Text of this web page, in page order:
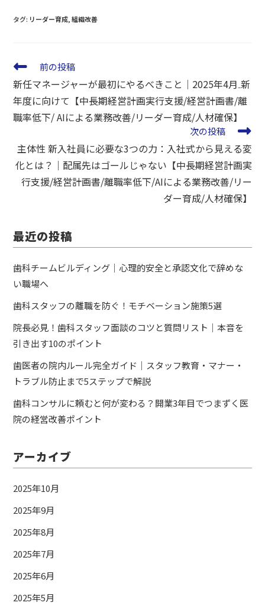
タグ: リーダー育成 組織改善
前の投稿
新任マネージャーが最初にやるべきこと｜2025年4月₋新
年度に向けて【中長期経営計画実行支援/経営計画書/離
職率低下/ AIによる業務改善/リーダー育成/人材確保】
次の投稿
主体性 新入社員に必要な3つの力：入社式から見える変
化とは？｜配属先はゴールじゃない【中長期経営計画実
行支援/経営計画書/離職率低下/AIによる業務改善/リー
ダー育成/人材確保】
最近の投稿
歯科チームビルディング｜心理的安全と承認文化で辞めな
い職場へ
歯科スタッフの離職を防ぐ！モチベーション施策5選
院長必見！歯科スタッフ面談のコツと質問リスト｜本音を
引き出す10のポイント
歯医者の院内ルール完全ガイド｜スタッフ教育・マナー・
トラブル防止まで5ステップで解説
歯科コンサルに頼むと何が変わる？開業3年目でつまずく医
院の経営改善ポイント
アーカイブ
2025年10月
2025年9月
2025年8月
2025年7月
2025年6月
2025年5月